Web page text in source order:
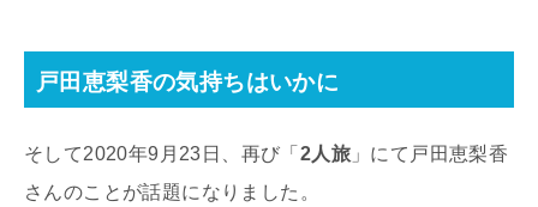
戸田恵梨香の気持ちはいかに
そして2020年9月23日、再び「 2人旅 」にて戸田恵梨香
さんのことが話題になりました。